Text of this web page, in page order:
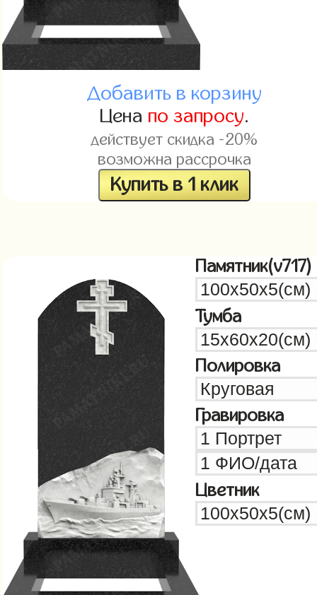
Добавить в корзину
Цена по запросу.
действует скидка -20%
возможна рассрочка
Купить в 1 клик
Памятник(v717)
Тумба
Полировка
Гравировка
Цветник